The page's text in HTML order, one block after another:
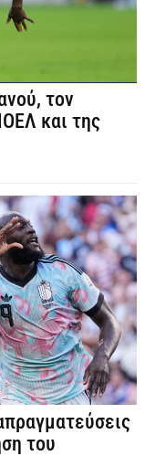
τον
και της
του